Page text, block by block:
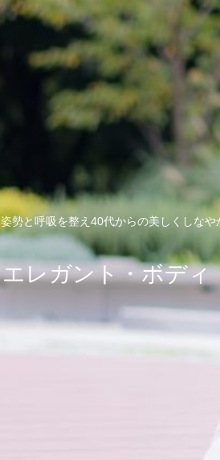
姿勢と呼吸を整え40代からの美しくしなや
エレガント・ボディ